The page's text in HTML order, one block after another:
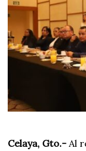
Celaya, Gto.- Al